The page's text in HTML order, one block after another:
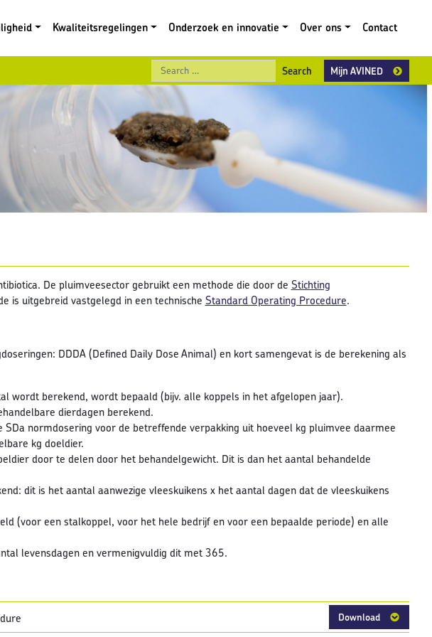
Kwaliteitsregelingen Onderzoek en innovatie Over ons Contact
Search
Mijn AVINED
De pluimveesector gebruikt een methode die door de Stichting
is uitgebreid vastgelegd in een technische Standard Operating Procedure.
DDDA (Defined Daily Dose Animal) en kort samengevat is de berekening als
wordt berekend, wordt bepaald (bijv. alle koppels in het afgelopen jaar).
dierdagen berekend.
normdosering voor de betreffende verpakking uit hoeveel kg pluimvee daarmee
kg doeldier.
door te delen door het behandelgewicht. Dit is dan het aantal behandelde
dit is het aantal aanwezige vleeskuikens x het aantal dagen dat de vleeskuikens
(voor een stalkoppel, voor het hele bedrijf en voor een bepaalde periode) en alle
levensdagen en vermenigvuldig dit met 365.
Download